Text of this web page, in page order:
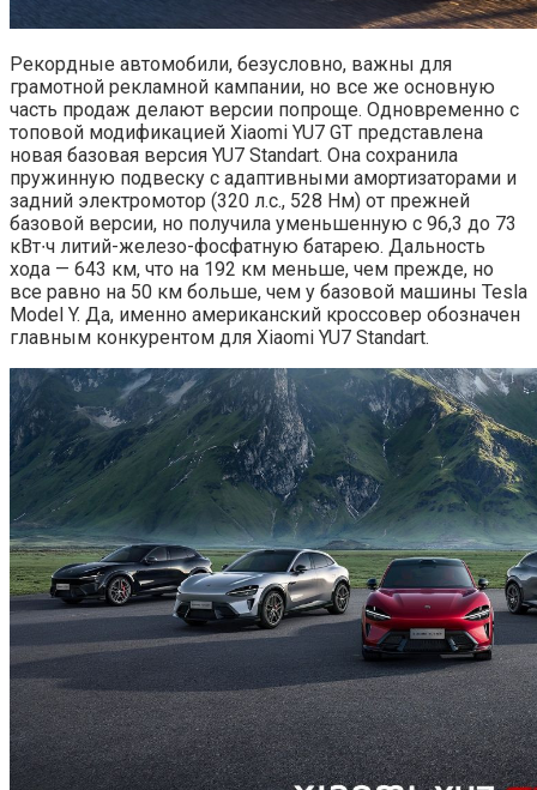
Рекордные автомобили, безусловно, важны для
грамотной рекламной кампании, но все же основную
часть продаж делают версии попроще. Одновременно с
топовой модификацией Xiaomi YU7 GT представлена
новая базовая версия YU7 Standart. Она сохранила
пружинную подвеску с адаптивными амортизаторами и
задний электромотор (320 л.с., 528 Нм) от прежней
базовой версии, но получила уменьшенную с 96,3 до 73
кВт∙ч литий-железо-фосфатную батарею. Дальность
хода — 643 км, что на 192 км меньше, чем прежде, но
все равно на 50 км больше, чем у базовой машины Tesla
Model Y. Да, именно американский кроссовер обозначен
главным конкурентом для Xiaomi YU7 Standart.